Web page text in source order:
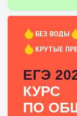
БЕЗ ВОДЫ
КРУТЫЕ
ЕГЭ
КУРС
ПО